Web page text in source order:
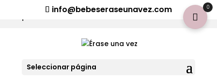
¡Aviso importante para tod@s! Si necesitan más información
info@bebeseraseunavez.com
Seleccionar página
0